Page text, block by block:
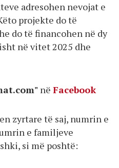
adresohen nevojat e
projekte do të
do të financohen në dy
në vitet 2025 dhe
në Facebook
zyrtare të saj, numrin e
e familjeve
si më poshtë: